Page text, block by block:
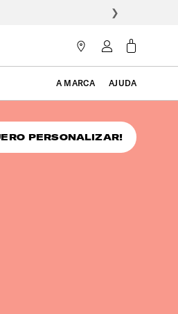
❯
A MARCA AJUDA
PERSONALIZAR!